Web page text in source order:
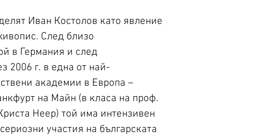
Иван Костолов като явление
След близо
в Германия и след
2006 г. в една от най-
академии в Европа –
на Майн (в класа на проф.
Неер) той има интензивен
участия на българската